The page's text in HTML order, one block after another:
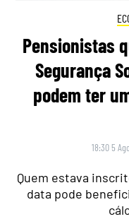
Pensionistas
Segurança
podem ter
18:30 5
Quem estava
data pode